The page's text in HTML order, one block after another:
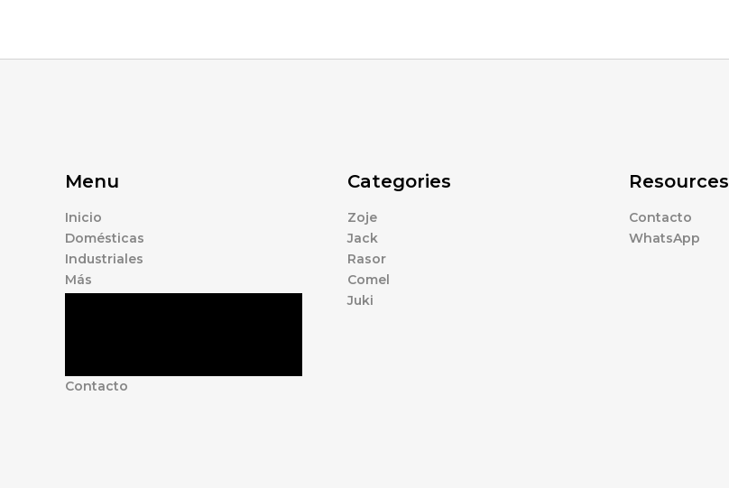
Menu
Inicio
Domésticas
Industriales
Más
Contacto
Categories
Zoje
Jack
Rasor
Comel
Juki
Resources
Contacto
WhatsApp